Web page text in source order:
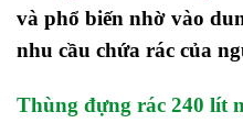
và phổ biến nhờ vào
nhu cầu chứa rác của
Thùng đựng rác 240 lít